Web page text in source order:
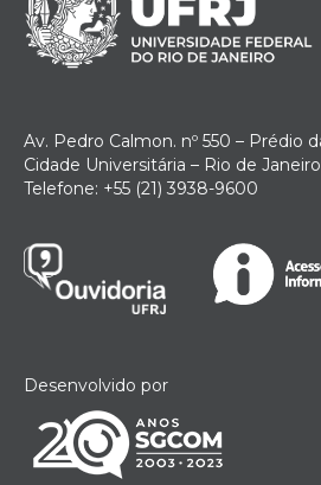
Av. Pedro Calmon. nº 550 – Prédio
Cidade Universitária – Rio de
Telefone: +55 (21) 3938-9600
Desenvolvido por